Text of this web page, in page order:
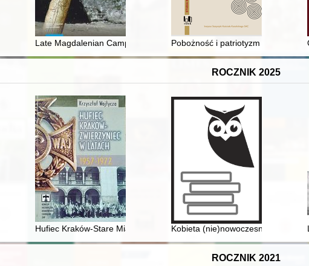
: nowe badania archeologicznie (2016-2021)
Late Magdalenian Campsite at Krucza Skała Rockshelter
Pobożność i patriotyzm : historia i
ROCZNIK 2025
Wójcik - patriota, strażnik pamięci Piłsudskiego, historyk
Hufiec Kraków-Stare Miasto w latach 1957-1972Kobieta (nie)nowoczesna :
ROCZNIK 2021